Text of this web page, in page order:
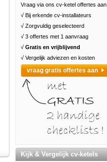
Vraag via ons cv-ketel offertes aan.
√ Bij erkende cv-installateurs
√ Zorgvuldig geselecteerd
√ 3 offertes met 1 aanvraag
√ Gratis en vrijblijvend
√ Vergelijk adviezen en kosten
vraag gratis offertes aan
Kijk & Vergelijk cv-ketels